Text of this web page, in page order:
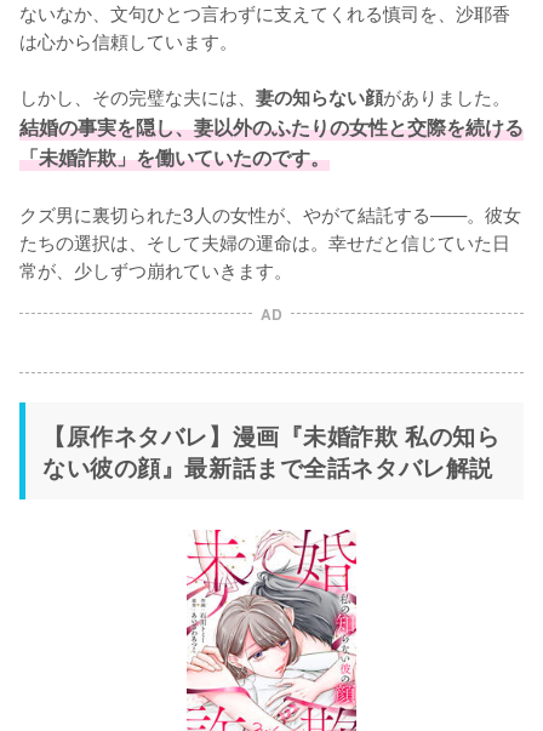
ないなか、文句ひとつ言わずに支えてくれる慎司を、沙耶香
は心から信頼しています。
しかし、その完璧な夫には、 妻の知らない顔がありました。
結婚の事実を隠し、妻以外のふたりの女性と交際を続ける
「未婚詐欺」を働いていたのです。
クズ男に裏切られた3人の女性が、やがて結託する——。彼女
たちの選択は、そして夫婦の運命は。幸せだと信じていた日
常が、少しずつ崩れていきます。
AD
【原作ネタバレ】漫画『未婚詐欺 私の知ら
ない彼の顔』最新話まで全話ネタバレ解説